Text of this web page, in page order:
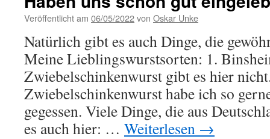
Veröffentlicht am 06/05/2022von Oskar Unke
Natürlich gibt es auch Dinge, die
Meine Lieblingswurstsorten: 1.
Zwiebelschinkenwurst gibt es hier
Zwiebelschinkenwurst habe ich so
gegessen. Viele Dinge, die aus
es auch hier: … Weiterlesen →